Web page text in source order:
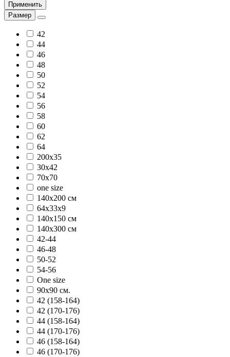
Применить
Размер
42
44
46
48
50
52
54
56
58
60
62
64
200x35
30х42
70х70
one size
140х200 см
64х33х9
140х150 см
140х300 см
42-44
46-48
50-52
54-56
One size
90х90 см.
42 (158-164)
42 (170-176)
44 (158-164)
44 (170-176)
46 (158-164)
46 (170-176)